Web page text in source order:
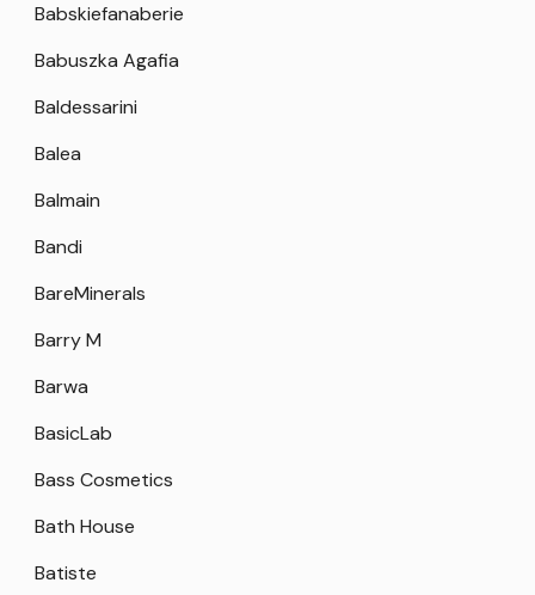
Babskiefanaberie
Babuszka Agafia
Baldessarini
Balea
Balmain
Bandi
BareMinerals
Barry M
Barwa
BasicLab
Bass Cosmetics
Bath House
Batiste